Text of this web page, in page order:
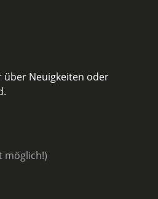
über Neuigkeiten oder
möglich!)